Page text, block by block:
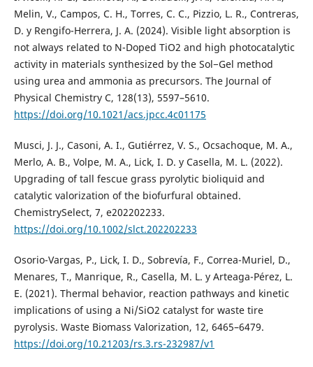
Melin, V., Campos, C. H., Torres, C. C., Pizzio, L. R., Contreras,
D. y Rengifo-Herrera, J. A. (2024). Visible light absorption is
not always related to N-Doped TiO2 and high photocatalytic
activity in materials synthesized by the Sol−Gel method
using urea and ammonia as precursors. The Journal of
Physical Chemistry C, 128(13), 5597–5610.
https://doi.org/10.1021/acs.jpcc.4c01175
Musci, J. J., Casoni, A. I., Gutiérrez, V. S., Ocsachoque, M. A.,
Merlo, A. B., Volpe, M. A., Lick, I. D. y Casella, M. L. (2022).
Upgrading of tall fescue grass pyrolytic bioliquid and
catalytic valorization of the biofurfural obtained.
ChemistrySelect, 7, e202202233.
https://doi.org/10.1002/slct.202202233
Osorio-Vargas, P., Lick, I. D., Sobrevía, F., Correa-Muriel, D.,
Menares, T., Manrique, R., Casella, M. L. y Arteaga-Pérez, L.
E. (2021). Thermal behavior, reaction pathways and kinetic
implications of using a Ni/SiO2 catalyst for waste tire
pyrolysis. Waste Biomass Valorization, 12, 6465–6479.
https://doi.org/10.21203/rs.3.rs-232987/v1